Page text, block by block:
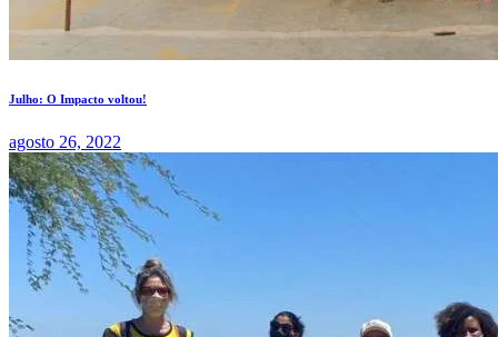
Julho: O Impacto voltou!
agosto 26, 2022